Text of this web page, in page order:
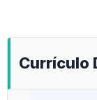
Currículo